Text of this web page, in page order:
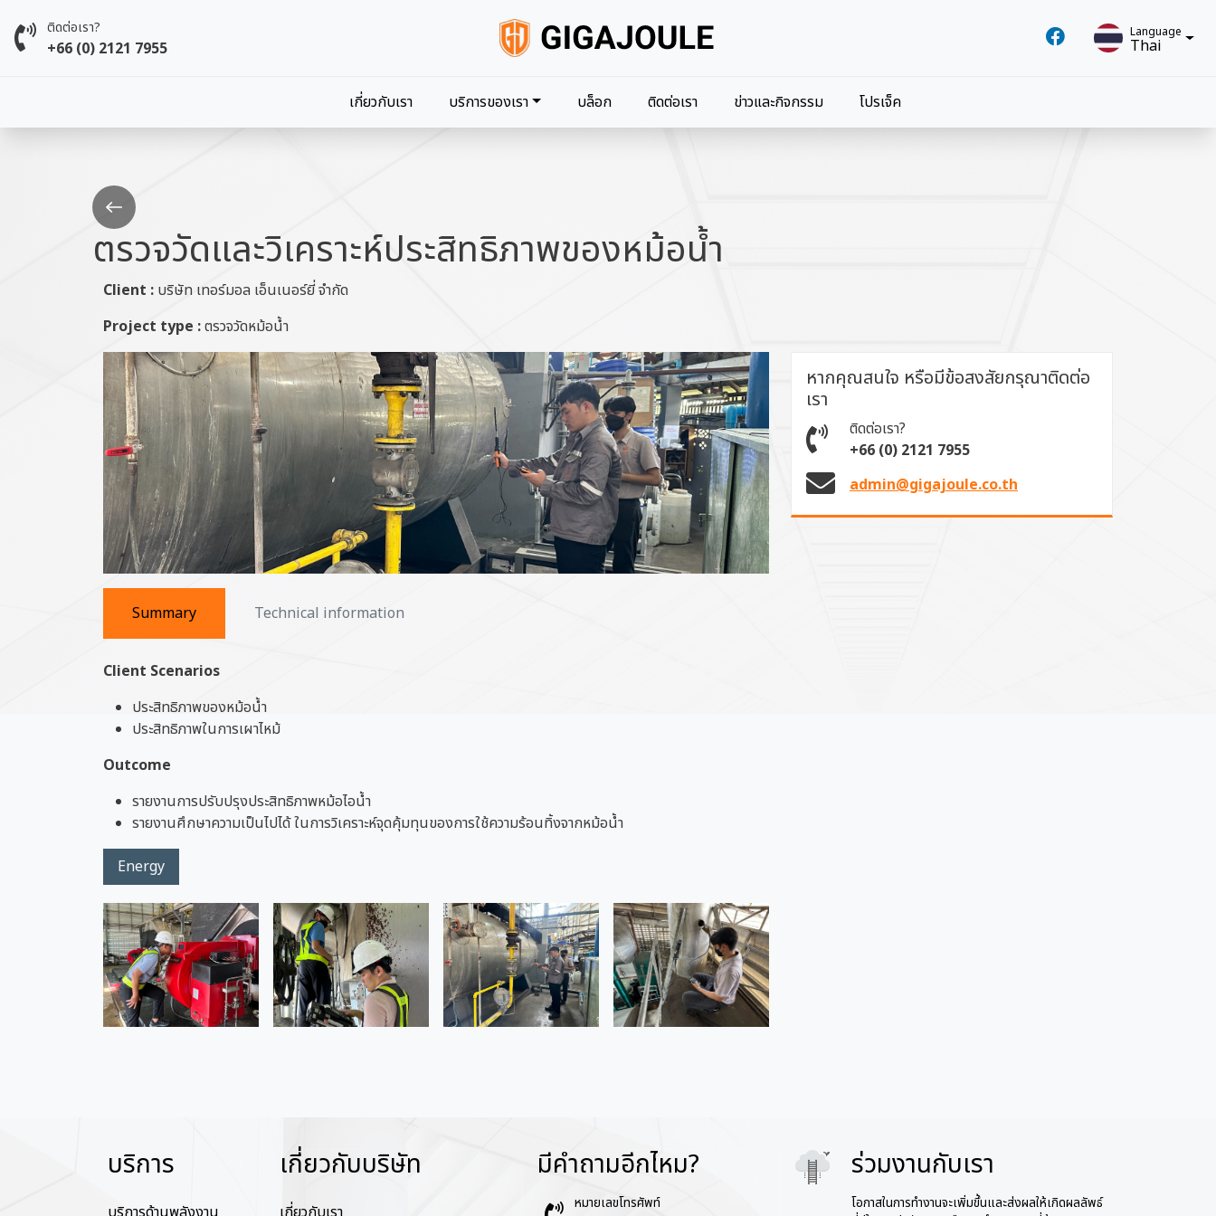
ติดต่อเรา?
+66 (0) 2121 7955
Language
Thai
Main navigation
เกี่ยวกับเรา บริการของเรา บล็อก ติดต่อเรา ข่าวและกิจกรรม โปรเจ็ค
Go
back
ตรวจวัดและวิเคราะห์ประสิทธิภาพของหม้อน้ำ
Client : บริษัท เทอร์มอล เอ็นเนอร์ยี่ จำกัด
Project type :ตรวจวัดหม้อน้ำ
Summary Technical information
Client Scenarios
ประสิทธิภาพของหม้อน้ำ
ประสิทธิภาพในการเผาไหม้
Outcome
รายงานการปรับปรุงประสิทธิภาพหม้อไอน้ำ
รายงานศึกษาความเป็นไปได้ ในการวิเคราะห์จุดคุ้มทุนของการใช้ความร้อนทิ้งจากหม้อน้ำ
Energy
หากคุณสนใจ หรือมีข้อสงสัยกรุณาติดต่อ
เรา
ติดต่อเรา?
+66 (0) 2121 7955
admin@gigajoule.co.th
บริการ เกี่ยวกับบริษัท มีคำถามอีกไหม?
หมายเลขโทรศัพท์
Image ร่วมงานกับเรา
โอกาสในการทำงานจะเพิ่มขึ้นและส่งผลให้เกิดผลลัพธ์